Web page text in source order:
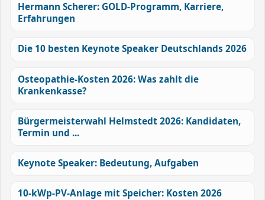
Hermann Scherer: GOLD-Programm, Karriere,
Erfahrungen
Die 10 besten Keynote Speaker Deutschlands 2026
Osteopathie-Kosten 2026: Was zahlt die
Krankenkasse?
Bürgermeisterwahl Helmstedt 2026: Kandidaten,
Termin und ...
Keynote Speaker: Bedeutung, Aufgaben
10-kWp-PV-Anlage mit Speicher: Kosten 2026